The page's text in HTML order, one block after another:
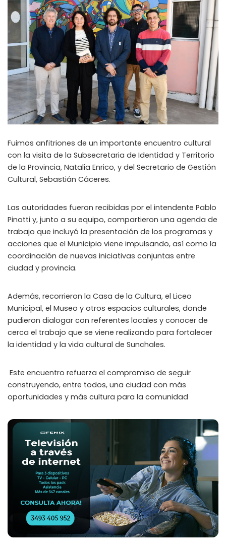
Fuimos anfitriones de un importante encuentro cultural
con la visita de la Subsecretaria de Identidad y Territorio
de la Provincia, Natalia Enrico, y del Secretario de Gestión
Cultural, Sebastián Cáceres.
Las autoridades fueron recibidas por el intendente Pablo
Pinotti y, junto a su equipo, compartieron una agenda de
trabajo que incluyó la presentación de los programas y
acciones que el Municipio viene impulsando, así como la
coordinación de nuevas iniciativas conjuntas entre
ciudad y provincia.
Además, recorrieron la Casa de la Cultura, el Liceo
Municipal, el Museo y otros espacios culturales, donde
pudieron dialogar con referentes locales y conocer de
cerca el trabajo que se viene realizando para fortalecer
la identidad y la vida cultural de Sunchales.
Este encuentro refuerza el compromiso de seguir
construyendo, entre todos, una ciudad con más
oportunidades y más cultura para la comunidad